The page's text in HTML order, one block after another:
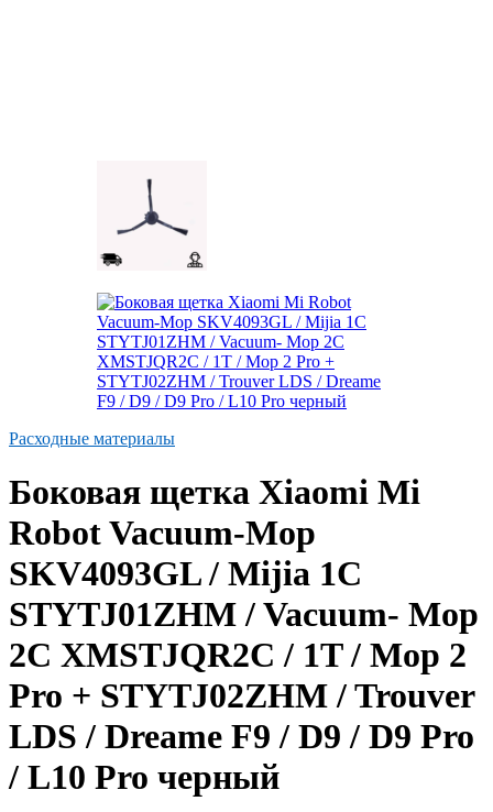
Расходные материалы
Боковая щетка Xiaomi Mi
Robot Vacuum-Mop
SKV4093GL / Mijia 1C
STYTJ01ZHM / Vacuum- Mop
2C XMSTJQR2C / 1T / Mop 2
Pro + STYTJ02ZHM / Trouver
LDS / Dreame F9 / D9 / D9 Pro
/ L10 Pro черный